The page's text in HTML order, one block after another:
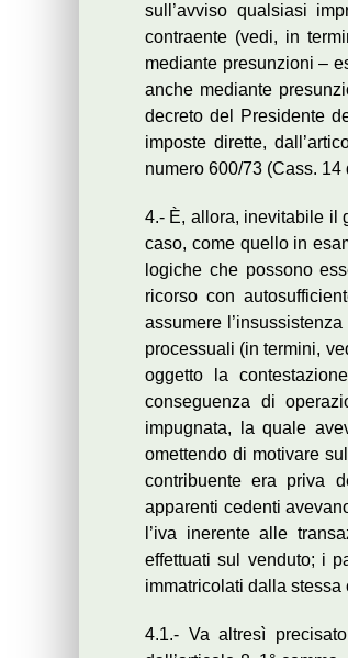
sull’avviso qualsiasi
contraente (vedi, in
mediante presunzioni –
anche mediante
decreto del Presidente
imposte dirette,
numero 600/73 (Cass.
4.- È, allora, inevitabile il
caso, come quello in
logiche che possono
ricorso con
assumere
processuali (in termini,
oggetto la
conseguenza di
impugnata, la quale
omettendo di motivare
contribuente era priva
apparenti cedenti
l’iva inerente alle
effettuati sul venduto; i
immatricolati dalla
4.1.- Va altresì